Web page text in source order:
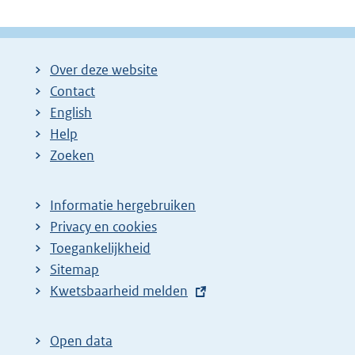
Over deze website
Contact
English
Help
Zoeken
Informatie hergebruiken
Privacy en cookies
Toegankelijkheid
Sitemap
E
t
Kwetsbaarheid melden
Open data